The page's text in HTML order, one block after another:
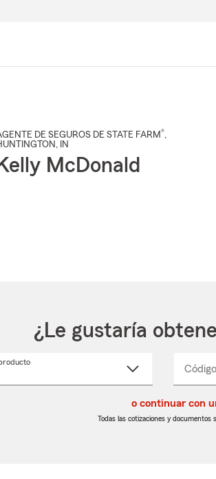
DE SEGUROS DE STATE FARM®,
, IN
Kelly McDonald
¿Le gustaría
Seleccione
_____
o continuar con
Todas las cotizaciones y documentos